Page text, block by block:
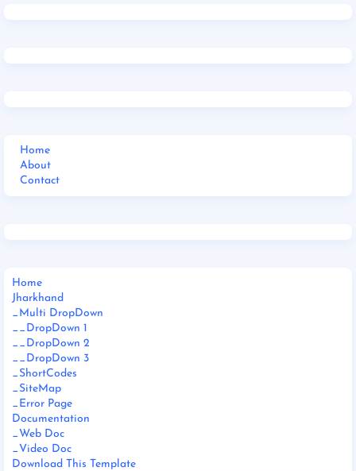
Home
About
Contact
Home
Jharkhand
_Multi DropDown
__DropDown 1
__DropDown 2
__DropDown 3
_ShortCodes
_SiteMap
_Error Page
Documentation
_Web Doc
_Video Doc
Download This Template